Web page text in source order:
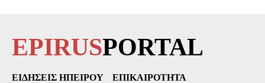
EPIRUSPORTAL
ΕΙΔΉΣΕΙΣ ΗΠΕΊΡΟΥ
ΕΠΙΚΑΙΡΌΤΗΤΑ